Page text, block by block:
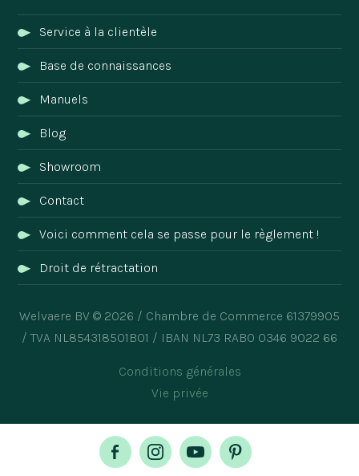
Service à la clientèle
Base de connaissances
Manuels
Blog
Showroom
Contact
Voici comment cela se passe pour le règlement !
Droit de rétractation
Welvaere BV © 2026 / Chambre de Commerce 61379905
/ TVA NL854318501B01 / IBAN NL73 RABO 0346 9022 66
Conditions générales
Vie privée